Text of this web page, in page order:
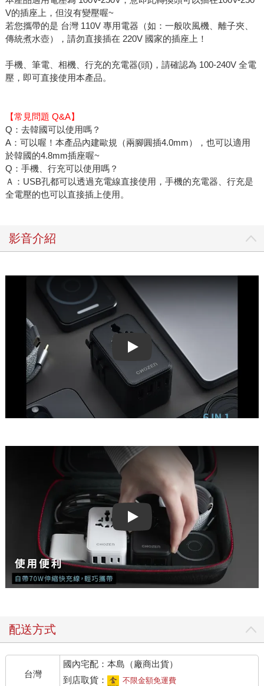
V的插座上，但沒有變壓喔~
若您攜帶的是 台灣 110V 專用電器（如：一般吹風機、離子夾、
傳統煮水壺），請勿直接插在 220V 國家的插座上！
手機、筆電、相機、行充的充電器(頭)，請確認為 100-240V 全電
壓，即可直接使用本產品。
【常見問題 Q&A】
Q：去韓國可以使用嗎？
A：可以喔！本產品內建歐規（兩腳圓插4.0mm），也可以適用
於韓國的4.8mm插座喔~
Q：手機、行充可以使用嗎？
Ａ：USB孔都可以透過充電線直接使用，手機的充電器、行充是
全電壓的也可以直接插上使用。
影音介紹
Play video
Play video
配送方式
台灣
國內宅配：本島（廠商出貨）
到店取貨：
不限金額免運費